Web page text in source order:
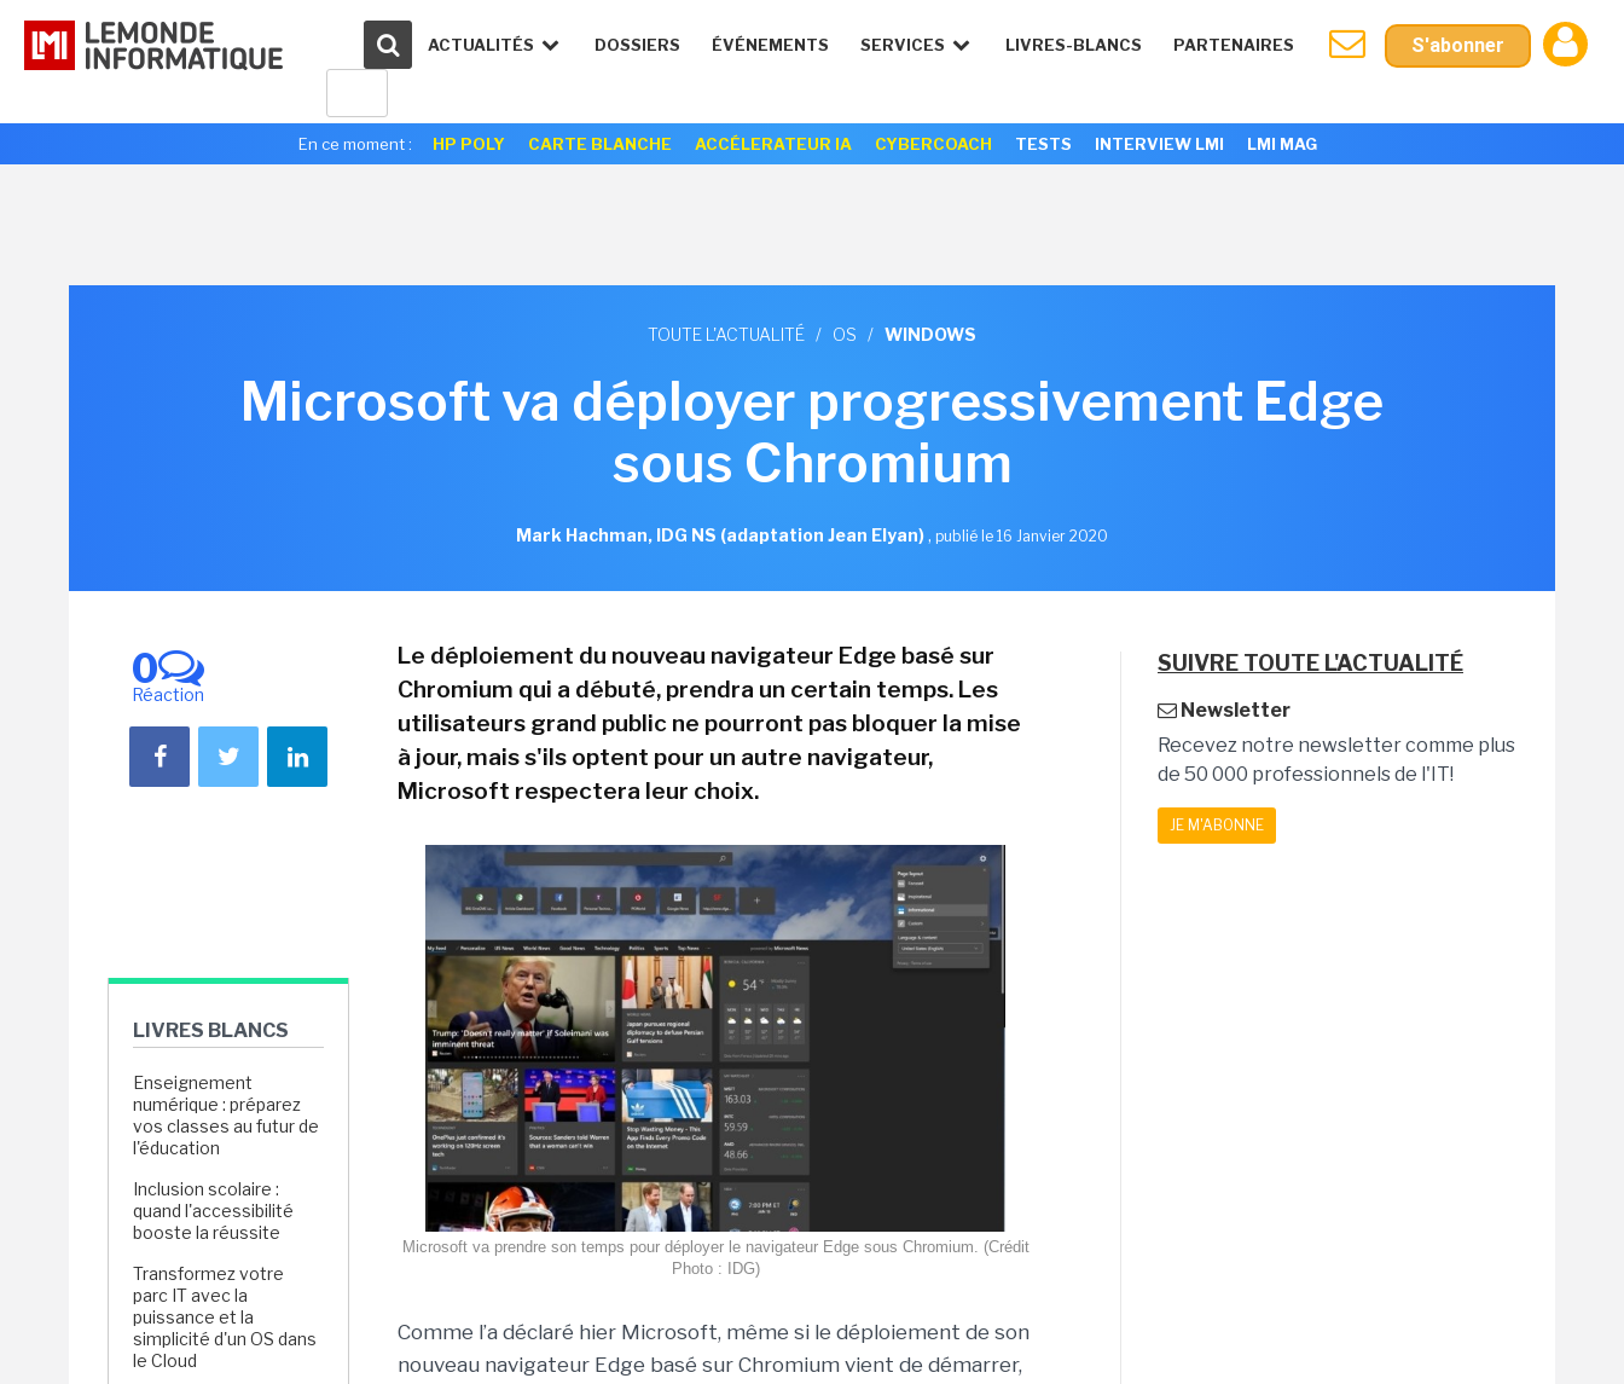
ACTUALITÉS DOSSIERS ÉVÉNEMENTS SERVICES LIVRES-BLANCS PARTENAIRES S'abonner
En ce moment : HP POLY CARTE BLANCHE ACCÉLERATEUR IA CYBERCOACH TESTS INTERVIEW LMI LMI MAG
TOUTE L'ACTUALITÉ / OS / WINDOWS
Microsoft va déployer progressivement Edge
sous Chromium
Mark Hachman, IDG NS (adaptation Jean Elyan), publié le 16 Janvier 2020
0
Réaction
LIVRES BLANCS
Enseignement
numérique : préparez
vos classes au futur de
l'éducation
Inclusion scolaire :
quand l'accessibilité
booste la réussite
Transformez votre
parc IT avec la
puissance et la
simplicité d'un OS dans
le Cloud
Le déploiement du nouveau navigateur Edge basé sur
Chromium qui a débuté, prendra un certain temps. Les
utilisateurs grand public ne pourront pas bloquer la mise
à jour, mais s'ils optent pour un autre navigateur,
Microsoft respectera leur choix.
Microsoft va prendre son temps pour déployer le navigateur Edge sous Chromium. (Crédit
Photo : IDG)
Comme l’a déclaré hier Microsoft, même si le déploiement de son
nouveau navigateur Edge basé sur Chromium vient de démarrer,
SUIVRE TOUTE L'ACTUALITÉ
Newsletter
Recevez notre newsletter comme plus
de 50 000 professionnels de l'IT!
JE M'ABONNE